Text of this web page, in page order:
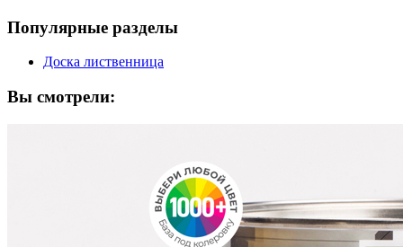
Популярные разделы
Доска лиственница
Вы смотрели: